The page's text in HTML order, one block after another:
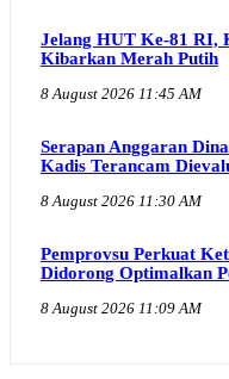
Jelang HUT Ke-81 RI,
Kibarkan Merah Putih
8 August 2026 11:45 AM
Serapan Anggaran
Kadis Terancam
8 August 2026 11:30 AM
Pemprovsu Perkuat
Didorong Optimalkan
8 August 2026 11:09 AM